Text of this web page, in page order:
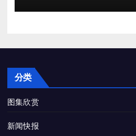
分类
图集欣赏
新闻快报